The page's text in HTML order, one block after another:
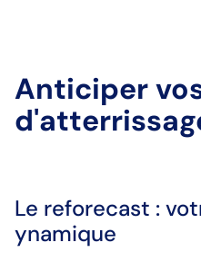
Anticiper
Le reforecast :
ynamique